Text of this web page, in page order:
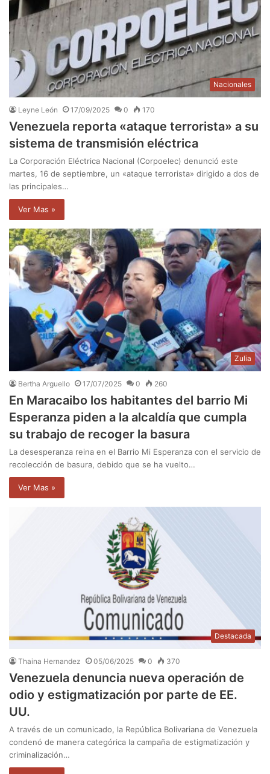
Nacionales
Leyne León 17/09/2025 0 170
Venezuela reporta «ataque terrorista» a su
sistema de transmisión eléctrica
La Corporación Eléctrica Nacional (Corpoelec) denunció este
martes, 16 de septiembre, un «ataque terrorista» dirigido a dos de
las principales…
Ver Mas »
Zulia
Bertha Arguello 17/07/2025 0 260
En Maracaibo los habitantes del barrio Mi
Esperanza piden a la alcaldía que cumpla
su trabajo de recoger la basura
La desesperanza reina en el Barrio Mi Esperanza con el servicio de
recolección de basura, debido que se ha vuelto…
Ver Mas »
Destacada
Thaina Hernandez 05/06/2025 0 370
Venezuela denuncia nueva operación de
odio y estigmatización por parte de EE.
UU.
A través de un comunicado, la República Bolivariana de Venezuela
condenó de manera categórica la campaña de estigmatización y
criminalización…